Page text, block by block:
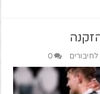
לחיבורים 0